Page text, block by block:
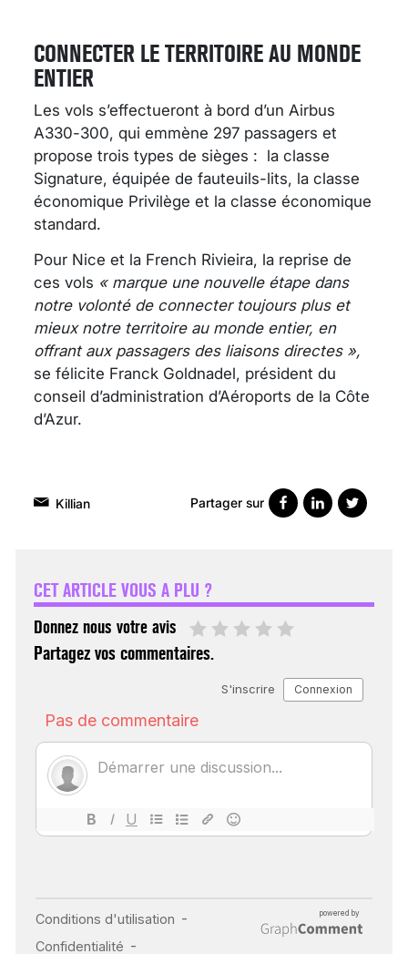
CONNECTER LE TERRITOIRE AU MONDE
ENTIER
Les vols s’effectueront à bord d’un Airbus
A330-300, qui emmène 297 passagers et
propose trois types de sièges : la classe
Signature, équipée de fauteuils-lits, la classe
économique Privilège et la classe économique
standard.
Pour Nice et la French Rivieira, la reprise de
ces vols « marque une nouvelle étape dans
notre volonté de connecter toujours plus et
mieux notre territoire au monde entier, en
offrant aux passagers des liaisons directes »,
se félicite Franck Goldnadel, président du
conseil d’administration d’Aéroports de la Côte
d’Azur.
Killian Partager sur
CET ARTICLE VOUS A PLU ?
Donnez nous votre avis
Partagez vos commentaires.
ÉCHO : DES IMAGES
POUR TOUTES LES
18 juil 2022
INSUFFISANCE
CARDIAQUE : LES